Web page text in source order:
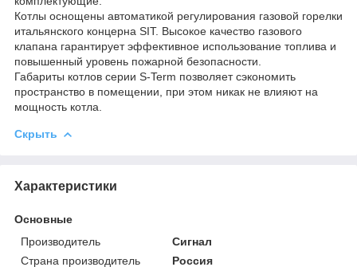
Котлы оснощены автоматикой регулирования газовой горелки
итальянского концерна SIT. Высокое качество газового
клапана гарантирует эффективное использование топлива и
повышенный уровень пожарной безопасности.
Габариты котлов серии S-Term позволяет сэкономить
пространство в помещении, при этом никак не влияют на
мощность котла.
Скрыть
Характеристики
Основные
Производитель
Сигнал
Страна производитель
Россия